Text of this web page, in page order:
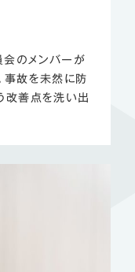
のメンバーが
事故を未然に防
改善点を洗い出